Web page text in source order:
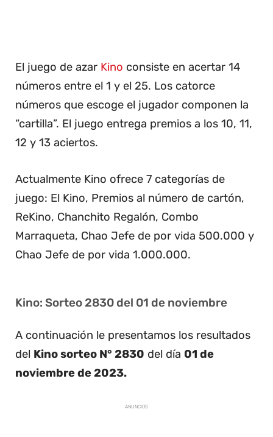
El juego de azar Kino consiste en acertar 14
números entre el 1 y el 25. Los catorce
números que escoge el jugador componen la
“cartilla”. El juego entrega premios a los 10, 11,
12 y 13 aciertos.
Actualmente Kino ofrece 7 categorías de
juego: El Kino, Premios al número de cartón,
ReKino, Chanchito Regalón, Combo
Marraqueta, Chao Jefe de por vida 500.000 y
Chao Jefe de por vida 1.000.000.
Kino: Sorteo 2830 del 01 de noviembre
A continuación le presentamos los resultados
del Kino sorteo N° 2830 del día 01 de
noviembre de 2023.
ANUNCIOS